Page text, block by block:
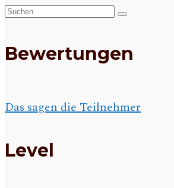
Suchen
Bewertungen
Das sagen die Teilnehmer
Level